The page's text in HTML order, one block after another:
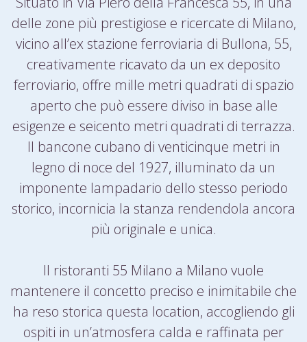
delle zone più prestigiose e ricercate di Milano,
vicino all’ex stazione ferroviaria di Bullona, ​​55,
creativamente ricavato da un ex deposito
ferroviario, offre mille metri quadrati di spazio
aperto che può essere diviso in base alle
esigenze e seicento metri quadrati di terrazza.
Il bancone cubano di venticinque metri in
legno di noce del 1927, illuminato da un
imponente lampadario dello stesso periodo
storico, incornicia la stanza rendendola ancora
più originale e unica.
Il ristoranti 55 Milano a Milano vuole
mantenere il concetto preciso e inimitabile che
ha reso storica questa location, accogliendo gli
ospiti in un’atmosfera calda e raffinata per